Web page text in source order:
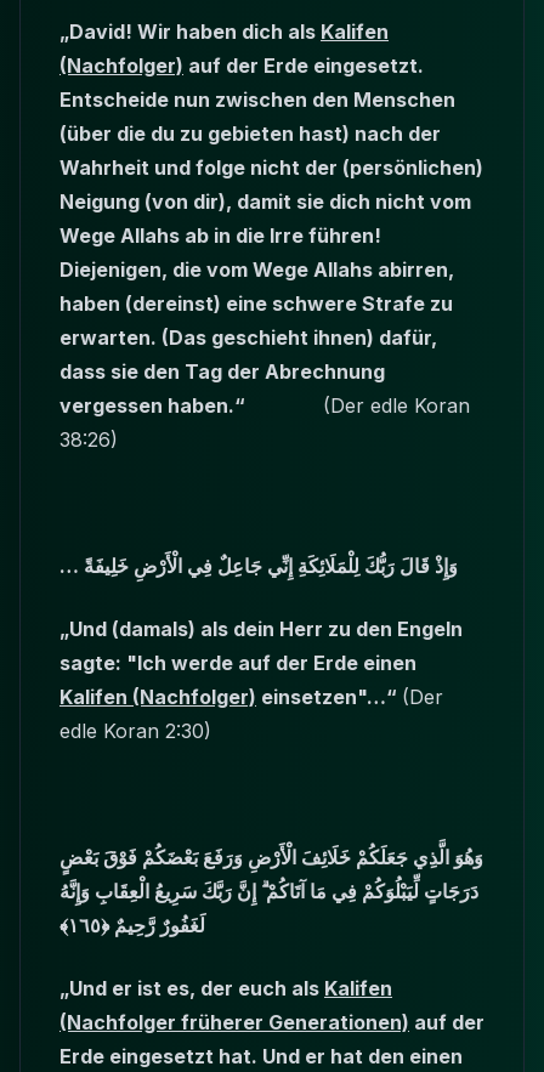
„David! Wir haben dich als Kalifen
(Nachfolger) auf der Erde eingesetzt.
Entscheide nun zwischen den Menschen
(über die du zu gebieten hast) nach der
Wahrheit und folge nicht der (persönlichen)
Neigung (von dir), damit sie dich nicht vom
Wege Allahs ab in die Irre führen!
Diejenigen, die vom Wege Allahs abirren,
haben (dereinst) eine schwere Strafe zu
erwarten. (Das geschieht ihnen) dafür,
dass sie den Tag der Abrechnung
vergessen haben.“ (Der edle Koran
38:26)
… وَإِذْ قَالَ رَبُّكَ لِلْمَلَائِكَةِ إِنِّي جَاعِلٌ فِي الْأَرْضِ خَلِيفَةً
„Und (damals) als dein Herr zu den Engeln
sagte: "Ich werde auf der Erde einen
Kalifen (Nachfolger) einsetzen"…“ (Der
edle Koran 2:30)
وَهُوَ الَّذِي جَعَلَكُمْ خَلَائِفَ الْأَرْضِ وَرَفَعَ بَعْضَكُمْ فَوْقَ بَعْضٍ
دَرَجَاتٍ لِّيَبْلُوَكُمْ فِي مَا آتَاكُمْ ۗ إِنَّ رَبَّكَ سَرِيعُ الْعِقَابِ وَإِنَّهُ
لَغَفُورٌ رَّحِيمٌ ﴿١٦٥﴾
„Und er ist es, der euch als Kalifen
(Nachfolger früherer Generationen) auf der
Erde eingesetzt hat. Und er hat den einen